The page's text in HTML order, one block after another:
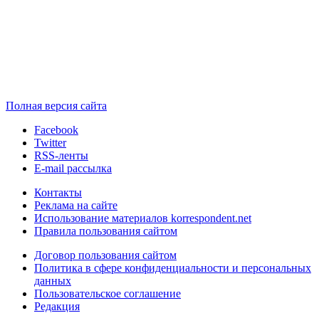
Полная версия сайта
Facebook
Twitter
RSS-ленты
E-mail рассылка
Контакты
Реклама на сайте
Использование материалов korrespondent.net
Правила пользования сайтом
Договор пользования сайтом
Политика в сфере конфиденциальности и персональных
данных
Пользовательское соглашение
Редакция